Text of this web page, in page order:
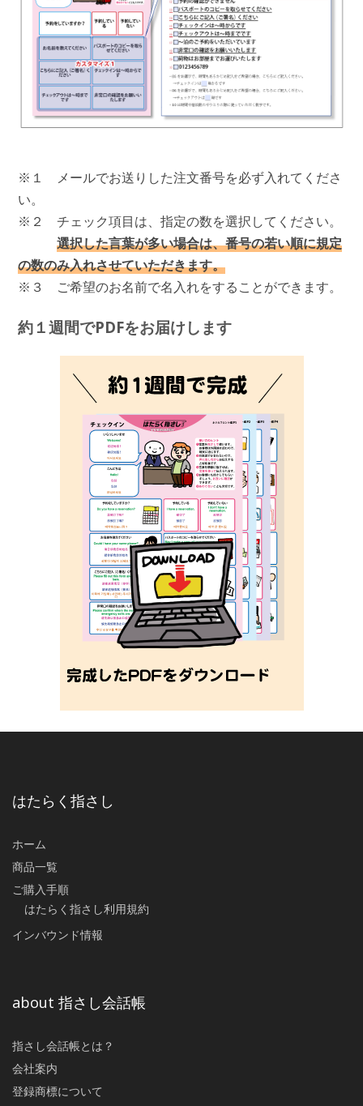
※１ メールでお送りした注文番号を必ず入れてくださ
い。
※２ チェック項目は、指定の数を選択してください。
選択した言葉が多い場合は、番号の若い順に規定
の数のみ入れさせていただきます。
※３ ご希望のお名前で名入れをすることができます。
約１週間でPDFをお届けします
はたらく指さし
ホーム
商品一覧
ご購入手順
はたらく指さし利用規約
インバウンド情報
about 指さし会話帳
指さし会話帳とは？
会社案内
登録商標について